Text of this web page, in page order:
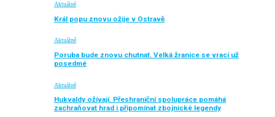
Aktuálně
Král popu znovu ožije v Ostravě
Aktuálně
Poruba bude znovu chutnat. Velká žranice se vrací už
posedmé
Aktuálně
Hukvaldy ožívají. Přeshraniční spolupráce pomáhá
zachraňovat hrad i připomínat zbojnické legendy